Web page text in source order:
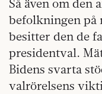
Så även om den
befolkningen på
besitter den de
presidentval.
Bidens svarta
valrörelsens